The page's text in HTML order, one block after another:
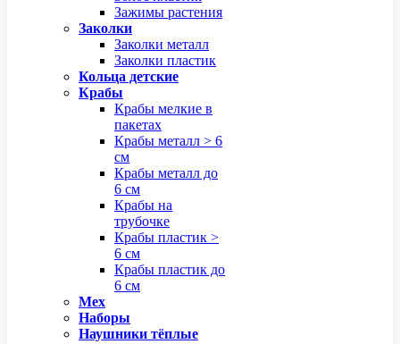
Зажимы растения
Заколки
Заколки металл
Заколки пластик
Кольца детские
Крабы
Крабы мелкие в
пакетах
Крабы металл > 6
см
Крабы металл до
6 см
Крабы на
трубочке
Крабы пластик >
6 см
Крабы пластик до
6 см
Мех
Наборы
Наушники тёплые